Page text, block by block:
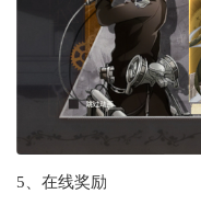
5、在线奖励